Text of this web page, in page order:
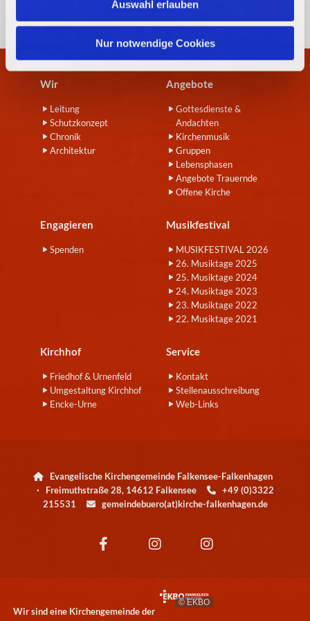
Auswahl erlauben
Nur notwendige Cookies
Wir
Leitung
Schutzkonzept
Chronik
Architektur
Angebote
Gottesdienste &
Andachten
Kirchenmusik
Gruppen
Lebensphasen
Angebote Trauernde
Offene Kirche
Engagieren
Spenden
Musikfestival
MUSIKFESTIVAL 2026
26. Musiktage 2025
25. Musiktage 2024
24. Musiktage 2023
23. Musiktage 2022
22. Musiktage 2021
Kirchhof
Friedhof & Urnenfeld
Umgestaltung Kirchhof
Encke-Urne
Service
Kontakt
Stellenausschreibung
Web-Links

Evangelische Kirchengemeinde Falkensee-Falkenhagen
· Freimuthstraße 28, 14612 Falkensee
+49 (0)3322
215531
gemeindebuero(at)kirche-falkenhagen.de
Wir sind eine Kirchengemeinde der
© EKBO